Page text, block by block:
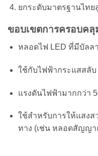
ยกระดับมาตรฐานไทย
ขอบเขตการครอบคลุ
หลอดไฟ LED ที่มีบัลล
ใช้กับไฟฟ้ากระแสสลับ
แรงดันไฟฟ้ามากกว่า
ใช้สำหรับการให้แสงส
ทาง (เช่น หลอดสัญญ